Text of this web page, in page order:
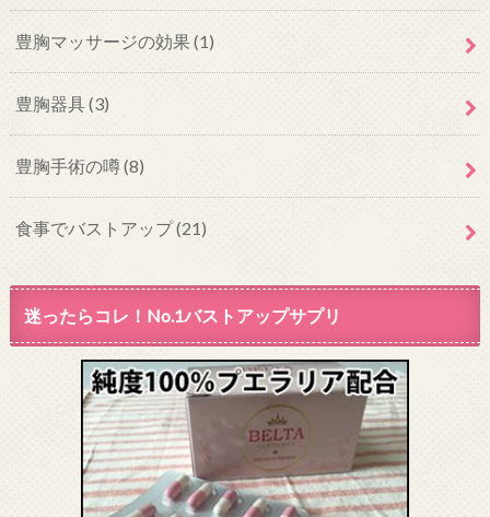
豊胸マッサージの効果(1)
豊胸器具(3)
豊胸手術の噂(8)
食事でバストアップ(21)
迷ったらコレ！No.1バストアップサプリ